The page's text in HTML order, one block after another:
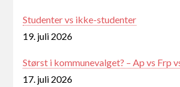
Studenter vs ikke-studenter
19. juli 2026
Størst i kommunevalget? – Ap vs Frp
17. juli 2026